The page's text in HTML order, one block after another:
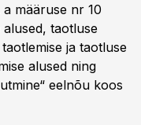
a määruse nr 10
taotluse
ja taotluse
alused ning
eelnõu koos